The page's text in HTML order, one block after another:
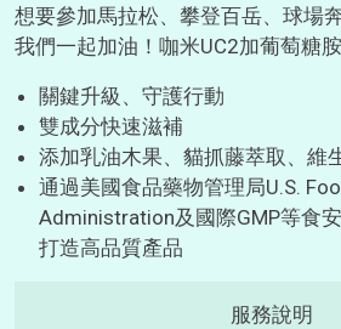
想要參加馬拉松、攀登百岳、球場
我們一起加油！咖米UC2加葡萄糖
關鍵升級、守護行動
雙成分快速滋補
添加乳油木果、貓抓藤萃取、維
通過美國食品藥物管理局U.S.
Administration及國際GMP等食
打造高品質產品
服務說明